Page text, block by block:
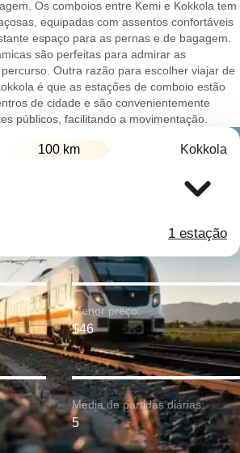
Os comboios entre Kemi e Kokkola tem
equipadas com assentos confortáveis
espaço para as pernas e de bagagem.
são perfeitas para admirar as
Outra razão para escolher viajar de
é que as estações de comboio estão
de cidade e são convenientemente
públicos, facilitando a movimentação.
100 km Kokkola
1 estação
Menor preço:
$46
Média de partidas diárias:
5